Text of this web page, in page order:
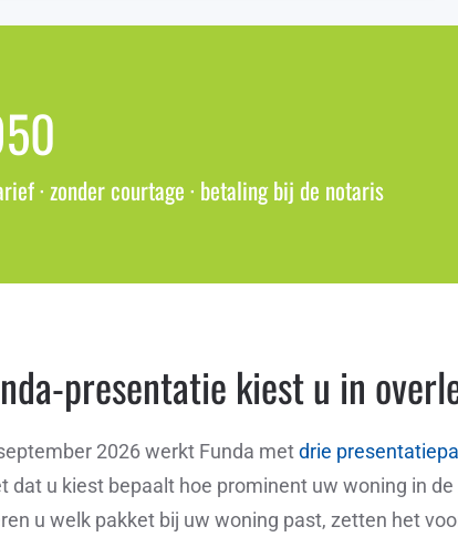
· zonder courtage · betaling bij de notaris
presentatie kiest u in
2026 werkt Funda metdrie
dat u kiest bepaalt hoe prominent uw woning in
u welk pakket bij uw woning past, zetten het